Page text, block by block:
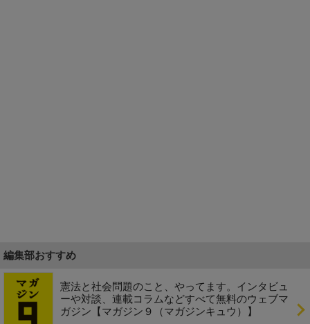
編集部おすすめ
憲法と社会問題のこと、やってます。インタビュ
ーや対談、連載コラムなどすべて無料のウェブマ
ガジン【マガジン９（マガジンキュウ）】